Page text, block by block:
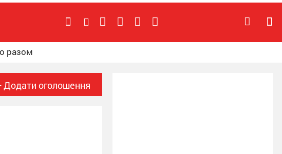
разом
Додати оголошення